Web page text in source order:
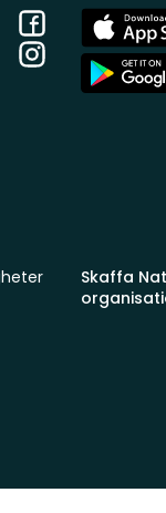
Facebook
Instagram
App
Store
App
Store
Skaffa